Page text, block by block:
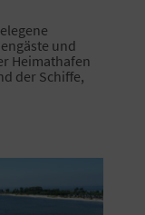
und
Heimathafen
der Schiffe,